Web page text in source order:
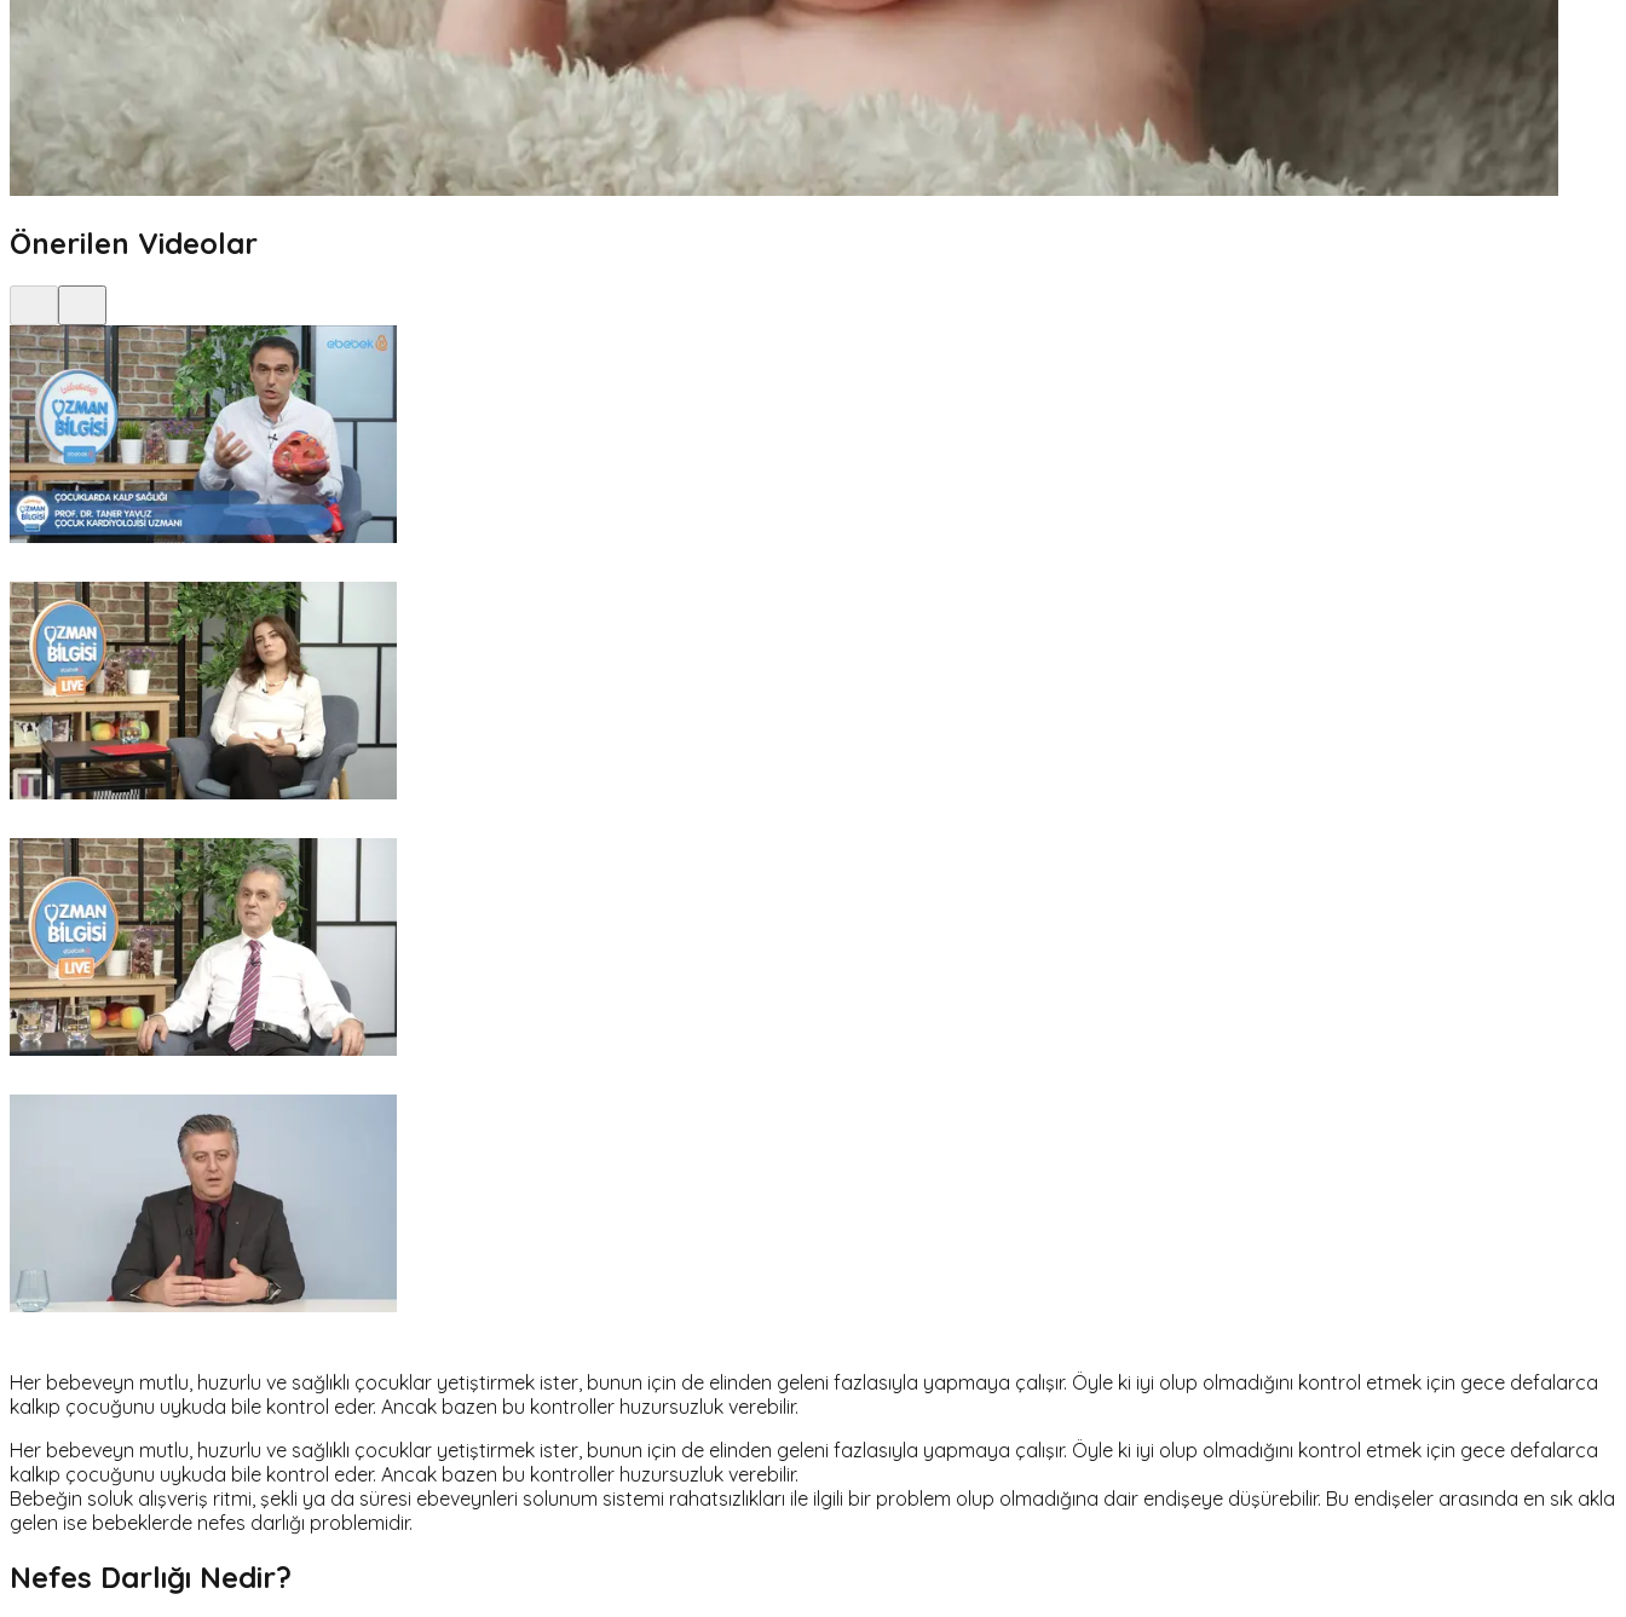
Önerilen Videolar
Her bebeveyn mutlu, huzurlu ve sağlıklı çocuklar yetiştirmek ister, bunun için de elinden geleni fazlasıyla yapmaya çalışır. Öyle ki iyi olup olmadığını kontrol etmek için gece defalarca
kalkıp çocuğunu uykuda bile kontrol eder. Ancak bazen bu kontroller huzursuzluk verebilir.
Her bebeveyn mutlu, huzurlu ve sağlıklı çocuklar yetiştirmek ister, bunun için de elinden geleni fazlasıyla yapmaya çalışır. Öyle ki iyi olup olmadığını kontrol etmek için gece defalarca
kalkıp çocuğunu uykuda bile kontrol eder. Ancak bazen bu kontroller huzursuzluk verebilir.
Bebeğin soluk alışveriş ritmi, şekli ya da süresi ebeveynleri solunum sistemi rahatsızlıkları ile ilgili bir problem olup olmadığına dair endişeye düşürebilir. Bu endişeler arasında en sık akla
gelen ise bebeklerde nefes darlığı problemidir.
Nefes Darlığı Nedir?